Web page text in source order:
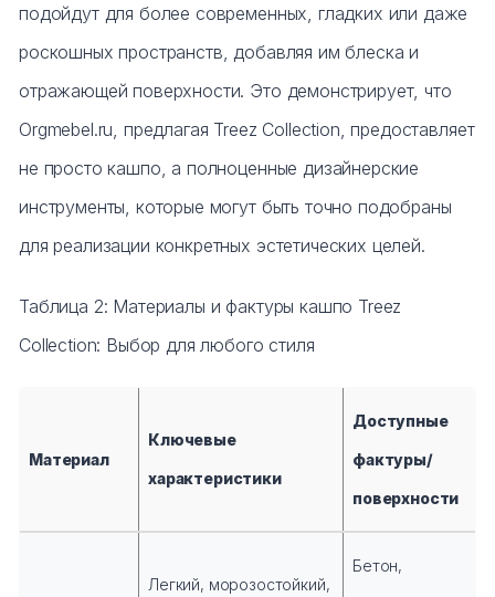
подойдут для более современных, гладких или даже
роскошных пространств, добавляя им блеска и
отражающей поверхности. Это демонстрирует, что
Orgmebel.ru, предлагая Treez Collection, предоставляет
не просто кашпо, а полноценные дизайнерские
инструменты, которые могут быть точно подобраны
для реализации конкретных эстетических целей.
Таблица 2: Материалы и фактуры кашпо Treez
Collection: Выбор для любого стиля
Материал
Ключевые
характеристики
Доступные
фактуры/
поверхности
Легкий, морозостойкий,
Бетон,